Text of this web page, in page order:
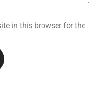
in this browser for the